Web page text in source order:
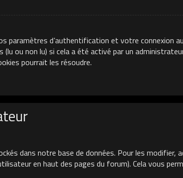
paramètres d’authentification et votre connexion
ou non lu) si cela a été activé par un
pourrait les résoudre.
dans notre base de données. Pour les modifier,
en haut des pages du forum). Cela vous